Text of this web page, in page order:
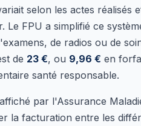
selon les actes réalisés
Le FPU a simplifié ce
de radios ou de
de 23 €, ou 9,96 € en
santé responsable.
par l'Assurance
la facturation entre les